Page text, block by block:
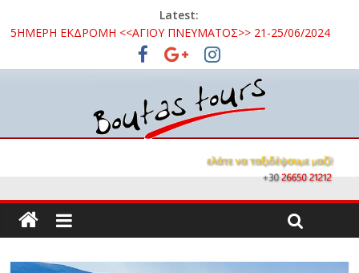
Latest:
5ΗΜΕΡΗ ΕΚΔΡΟΜΗ <<ΑΓΙΟΥ ΠΝΕΥΜΑΤΟΣ>> 21-25/06/2024
3ΗΜΕΡΗ ΕΚΔΡΟΜΗ ΣΤΑ ΚΑΛΑΒΡΥΤΑ 16 – 18/10/2026
3ΗΜΕΡΗ ΕΚΔΡΟΜΗ ΚΑΒΑΛΑ – ΘΑΣΟΣ – ΣΠΗΛΑΙΟ ΑΛΙΣΤΡΑΤΗΣ
– ΛΙΜΝΗ ΚΕΡΚΙΝΗ 08 – 10 / 09 /2026
3ΗΜΕΡΗ ΕΚΔΡΟΜΗ ΣΤΗΝ ΒΥΖΑΝΤΙΝΗ ΟΧΡΙΔΑ 26 -28/10/2024
ΜΟΝΟΗΜΕΡΗ ΕΚΔΡΟΜΗ ΝΑΥΠΑΚΤΟΣ – ΤΡΙΖΟΝΙΑ 15/09/2024